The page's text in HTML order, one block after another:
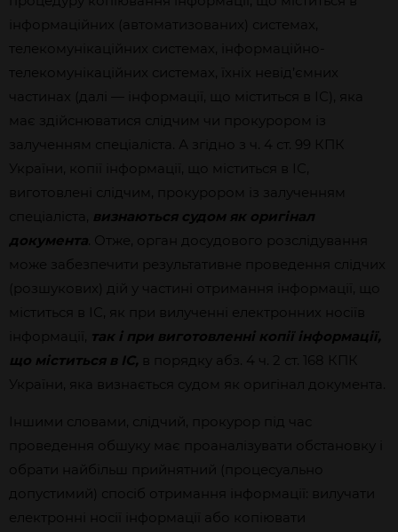
інформаційних (автоматизованих) системах,
телекомунікаційних системах, інформаційно-
телекомунікаційних системах, їхніх невід’ємних
частинах (далі — інформації, що міститься в ІС), яка
має здійснюватися слідчим чи прокурором із
залученням спеціаліста. А згідно з ч. 4 ст. 99 КПК
України, копії інформації, що міститься в ІС,
виготовлені слідчим, прокурором із залученням
спеціаліста, визнаються судом як оригінал
документа . Отже, орган досудового розслідування
може забезпечити результативне проведення слідчих
(розшукових) дій у частині отримання інформації, що
міститься в ІС, як при вилученні електронних носіїв
інформації,
так і при виготовленні копії інформації,
що міститься в ІС, в порядку абз. 4 ч. 2 ст. 168 КПК
України, яка визнається судом як оригінал документа.
Іншими словами, слідчий, прокурор під час
проведення обшуку має проаналізувати обстановку і
обрати найбільш прийнятний (процесуально
допустимий) спосіб отримання інформації: вилучати
електронні носії інформації або копіювати